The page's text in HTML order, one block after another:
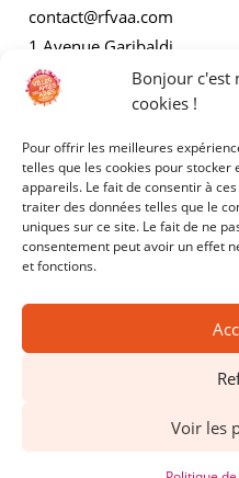
Bonjour c'est
cookies !
Pour offrir les meilleures
telles que les cookies pour
appareils. Le fait de consentir à
traiter des données telles que le
uniques sur ce site. Le fait de ne
consentement peut avoir un effet
et fonctions.
Voir les
contact@rfvaa.com
1 Avenue Garibaldi
21000 Dijon
AUTRES
Mentions légales
Politiques de